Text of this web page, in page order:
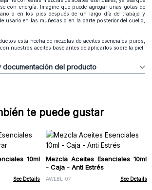
con energía. Imagine que puede agregar unas gotas de
o en los pies después de un largo día de trabajo y
usarlo en las muñecas o en la parte posterior del cuello,
está hecha de mezclas de aceites esenciales puros,
nuestros aceites base antes de aplicarlos sobre la piel.
documentación del producto
te puede gustar
10ml
See Details
Mezcla Aceites Esenciales 10ml
- Caja - Anti Estrés
AWEBL-07 See Details